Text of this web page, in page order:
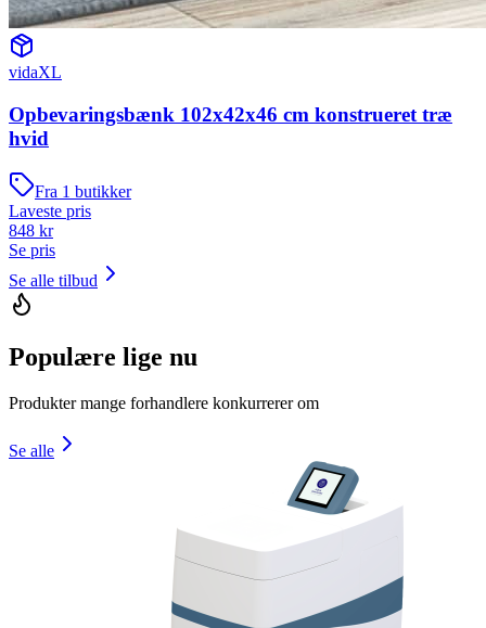
vidaXL
Opbevaringsbænk 102x42x46 cm konstrueret træ
hvid
Fra 1 butikker
Laveste pris
848 kr
Se pris
Se alle tilbud
Populære lige nu
Produkter mange forhandlere konkurrerer om
Se alle